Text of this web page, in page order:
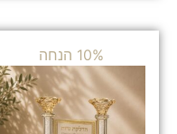
10% הנחה